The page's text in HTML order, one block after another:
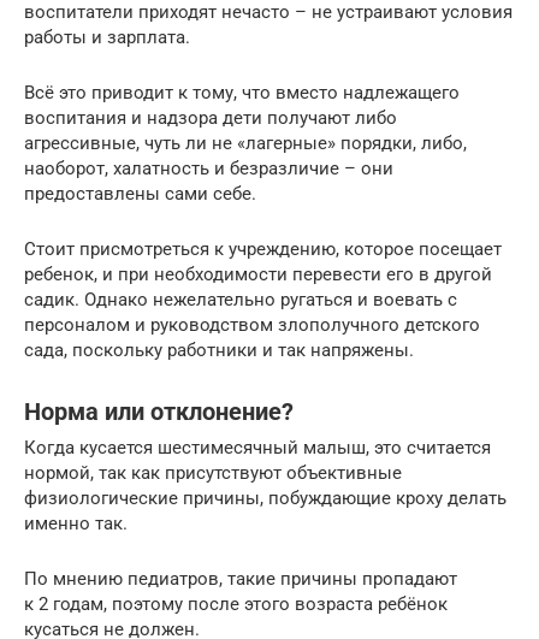
воспитатели приходят нечасто – не устраивают условия
работы и зарплата.
Всё это приводит к тому, что вместо надлежащего
воспитания и надзора дети получают либо
агрессивные, чуть ли не «лагерные» порядки, либо,
наоборот, халатность и безразличие – они
предоставлены сами себе.
Стоит присмотреться к учреждению, которое посещает
ребенок, и при необходимости перевести его в другой
садик. Однако нежелательно ругаться и воевать с
персоналом и руководством злополучного детского
сада, поскольку работники и так напряжены.
Норма или отклонение?
Когда кусается шестимесячный малыш, это считается
нормой, так как присутствуют объективные
физиологические причины, побуждающие кроху делать
именно так.
По мнению педиатров, такие причины пропадают
к 2 годам, поэтому после этого возраста ребёнок
кусаться не должен.